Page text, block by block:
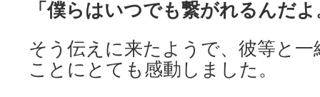
「僕らはいつでも繋がれるんだ
そう伝えに来たようで、彼等と
ことにとても感動しました。